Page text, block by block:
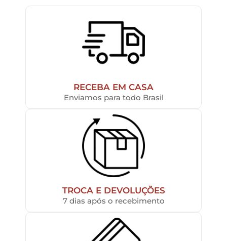
RECEBA EM CASA
Enviamos para todo Brasil
TROCA E DEVOLUÇÕES
7 dias após o recebimento